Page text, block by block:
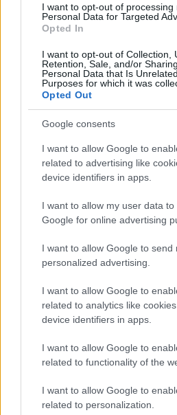
I want to opt-out of processing
Personal Data for Targeted
Opted In
I want to opt-out of Collection,
Retention, Sale, and/or
Personal Data that Is
Purposes for which it was
Opted Out
Google consents
I want to allow Google to
related to advertising like
device identifiers in apps.
I want to allow my user data
Google for online advertising
I want to allow Google to send
personalized advertising.
I want to allow Google to
related to analytics like
device identifiers in apps.
I want to allow Google to
related to functionality of the
I want to allow Google to
related to personalization.
Un hombre compra el
SMS de la historia por
Un canadiense compra el primer
Preview: Marvel Super
Los fans de Nintendo Wii y los